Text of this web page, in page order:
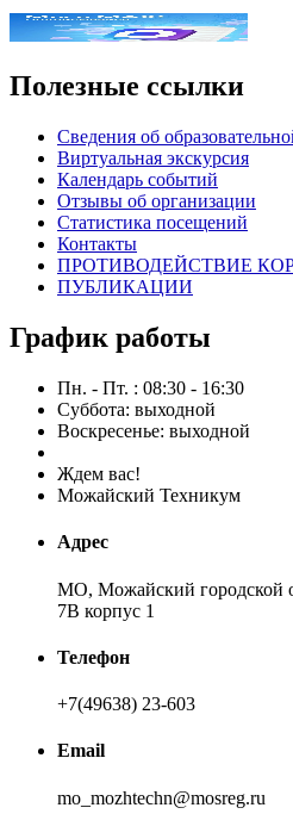
Полезные ссылки
Сведения об
Виртуальная экскурсия
Календарь событий
Отзывы об организации
Статистика посещений
Контакты
ПРОТИВОДЕЙСТВИЕ
ПУБЛИКАЦИИ
График работы
Пн. - Пт. : 08:30 - 16:30
Суббота: выходной
Воскресенье: выходной
Ждем вас!
Можайский Техникум
Адрес
МО, Можайский городской
7В корпус 1
Телефон
+7(49638) 23-603
Email
mo_mozhtechn@mosreg.ru